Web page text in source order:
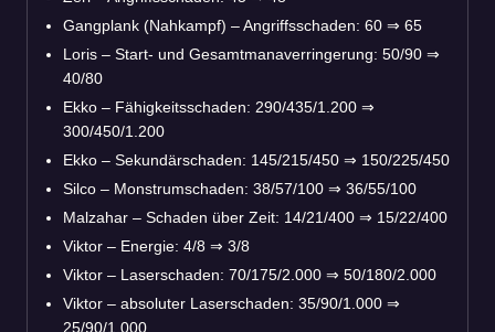
Gangplank (Nahkampf) – Angriffsschaden: 60 ⇒ 65
Loris – Start- und Gesamtmanaverringerung: 50/90 ⇒
40/80
Ekko – Fähigkeitsschaden: 290/435/1.200 ⇒
300/450/1.200
Ekko – Sekundärschaden: 145/215/450 ⇒ 150/225/450
Silco – Monstrumschaden: 38/57/100 ⇒ 36/55/100
Malzahar – Schaden über Zeit: 14/21/400 ⇒ 15/22/400
Viktor – Energie: 4/8 ⇒ 3/8
Viktor – Laserschaden: 70/175/2.000 ⇒ 50/180/2.000
Viktor – absoluter Laserschaden: 35/90/1.000 ⇒
25/90/1.000